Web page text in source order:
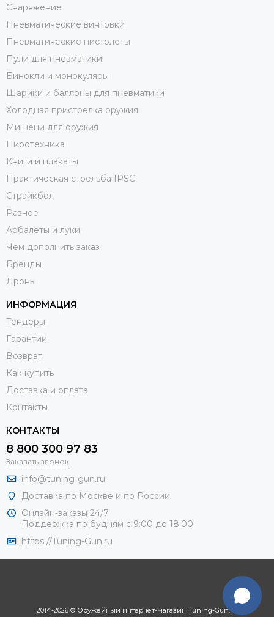
Снаряжение
Пневматические винтовки
Пневматические пистолеты
Пули для пневматики
Бинокли и монокуляры
Шарики и баллоны для пневматики
Холодная пристрелка оружия
Мишени для оружия
Пиротехника
Книги и плакаты
Практическая стрельба IPSC
Страйкбол
Разное
Арбалеты и луки
Чем дополнить заказ
Бренды
Дроны
ИНФОРМАЦИЯ
Тендеры
Гарантии
Возврат
Как купить
Доставка и оплата
Контакты
КОНТАКТЫ
8 800 300 97 83
Заказать звонок
info@tuning-gun.ru
Доставка по Москве и по России
Онлайн-заказы 24/7
Поддержка по будням с 9:00 до 18:00
https://Tuning-Gun.ru
2014-2026 © Оружейный интернет-магазин Tuning-Gun.ru.